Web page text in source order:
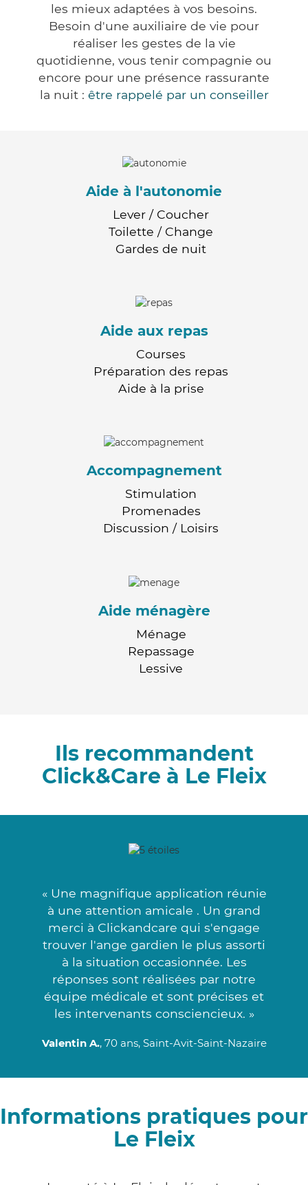
les mieux adaptées à vos besoins.
Besoin d'une auxiliaire de vie pour
réaliser les gestes de la vie
quotidienne, vous tenir compagnie ou
encore pour une présence rassurante
la nuit : être rappelé par un conseiller
Aide à l'autonomie
Lever / Coucher
Toilette / Change
Gardes de nuit
Aide aux repas
Courses
Préparation des repas
Aide à la prise
Accompagnement
Stimulation
Promenades
Discussion / Loisirs
Aide ménagère
Ménage
Repassage
Lessive
Ils recommandent
Click&Care à Le Fleix
« Une magnifique application réunie
à une attention amicale . Un grand
merci à Clickandcare qui s'engage
trouver l'ange gardien le plus assorti
à la situation occasionnée. Les
réponses sont réalisées par notre
équipe médicale et sont précises et
les intervenants consciencieux. »
Valentin A., 70 ans, Saint-Avit-Saint-Nazaire
Informations pratiques pour
Le Fleix